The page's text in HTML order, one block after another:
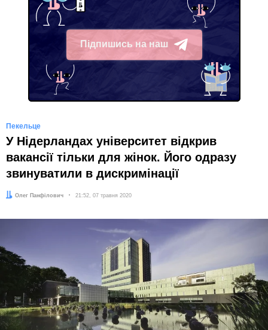
Підпишись на наш
Telegram
Пекельце
У Нідерландах університет відкрив
вакансії тільки для жінок. Його одразу
звинуватили в дискримінації
Автор:
Олег Панфілович Дата:
21:52, 07 травня 2020